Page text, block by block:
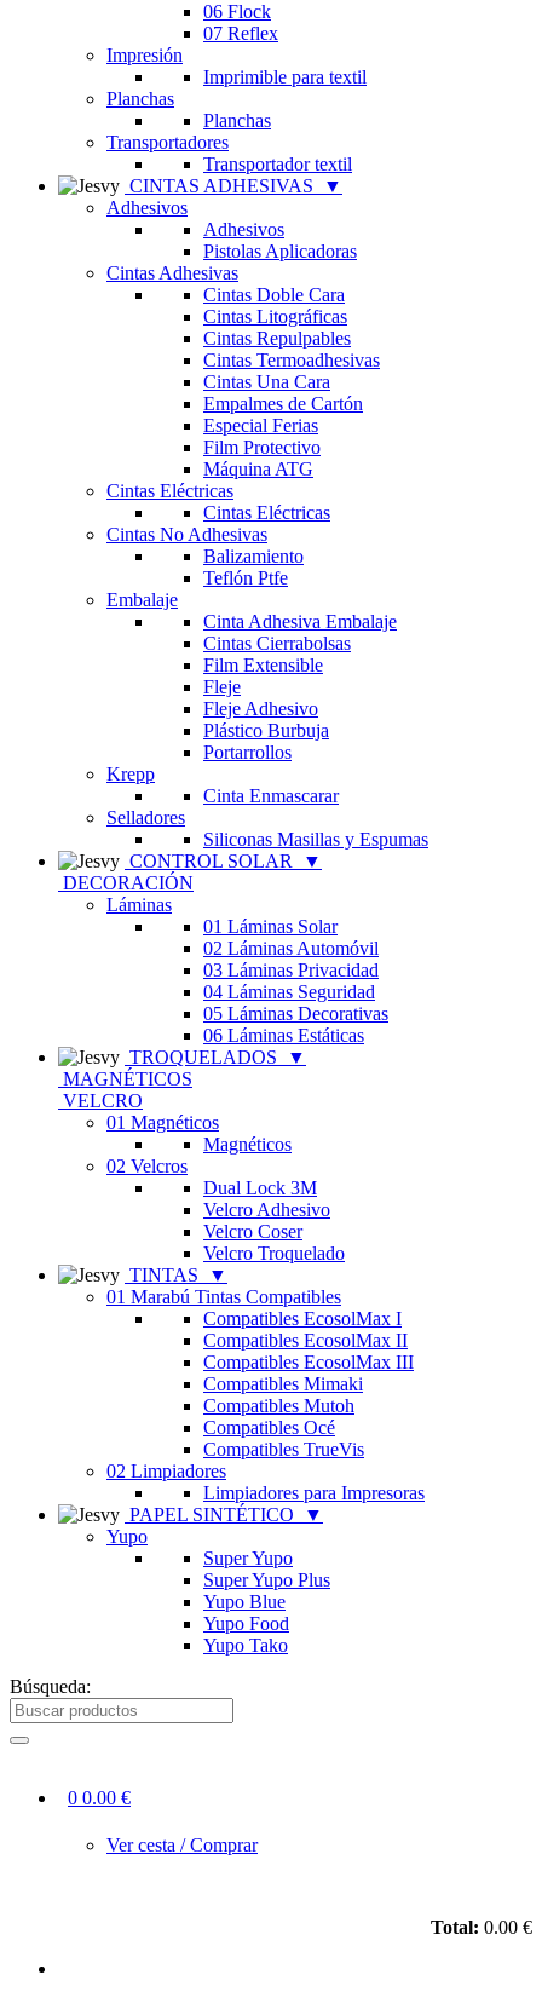
06 Flock
07 Reflex
Impresión
Imprimible para textil
Planchas
Planchas
Transportadores
Transportador textil
CINTAS ADHESIVAS
▼
Adhesivos
Adhesivos
Pistolas Aplicadoras
Cintas Adhesivas
Cintas Doble Cara
Cintas Litográficas
Cintas Repulpables
Cintas Termoadhesivas
Cintas Una Cara
Empalmes de Cartón
Especial Ferias
Film Protectivo
Máquina ATG
Cintas Eléctricas
Cintas Eléctricas
Cintas No Adhesivas
Balizamiento
Teflón Ptfe
Embalaje
Cinta Adhesiva Embalaje
Cintas Cierrabolsas
Film Extensible
Fleje
Fleje Adhesivo
Plástico Burbuja
Portarrollos
Krepp
Cinta Enmascarar
Selladores
Siliconas Masillas y Espumas
CONTROL SOLAR
▼
DECORACIÓN
Láminas
01 Láminas Solar
02 Láminas Automóvil
03 Láminas Privacidad
04 Láminas Seguridad
05 Láminas Decorativas
06 Láminas Estáticas
TROQUELADOS
▼
MAGNÉTICOS
VELCRO
01 Magnéticos
Magnéticos
02 Velcros
Dual Lock 3M
Velcro Adhesivo
Velcro Coser
Velcro Troquelado
TINTAS
▼
01 Marabú Tintas Compatibles
Compatibles EcosolMax I
Compatibles EcosolMax II
Compatibles EcosolMax III
Compatibles Mimaki
Compatibles Mutoh
Compatibles Océ
Compatibles TrueVis
02 Limpiadores
Limpiadores para Impresoras
PAPEL SINTÉTICO
▼
Yupo
Super Yupo
Super Yupo Plus
Yupo Blue
Yupo Food
Yupo Tako
Búsqueda:
0 0.00 €
Ver cesta / Comprar
Total: 0.00 €